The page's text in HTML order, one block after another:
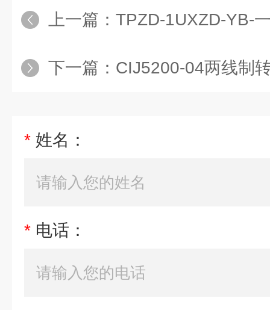
上一篇： TPZD-1UXZD-YB-
下一篇： CIJ5200-04两线制
* 姓名：
* 电话：